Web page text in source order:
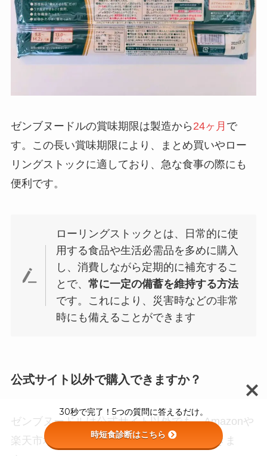
ゼンブヌードルの賞味期限は製造から 24ヶ月 で
す。この長い賞味期限により、まとめ買いやロー
リングストックに適しており、急な食事の際にも
便利です。
ローリングストックとは、日常的に使
用する食品や生活必需品を多めに購入
し、消費しながら定期的に補充するこ
とで、常に一定の備蓄を維持する方法
です。これにより、災害時などの非常
時にも備えることができます
公式サイト以外で購入できますか？
ゼンブヌードルは公式サイト以外でも、Amazonや
楽天市場の公式ストアで購入することができま
30秒で完了！5つの質問に答えるだけ。
時短食診断はこちら